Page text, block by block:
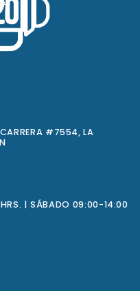
#7554, LA
HRS. | SÁBADO 09:00-14:00